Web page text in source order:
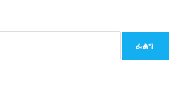
ፈልግ